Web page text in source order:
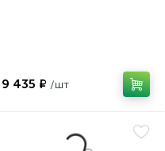
9 435 ₽